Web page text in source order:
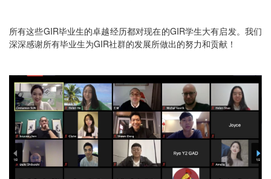
所有这些GIR毕业生的卓越经历都对现在的GIR学生大有启发。我们
深深感谢所有毕业生为GIR社群的发展所做出的努力和贡献！